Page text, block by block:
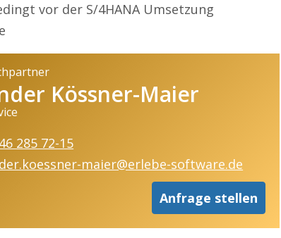
vor der S/4HANA Umsetzung
Kössner-Maier
285 72-15
maier@erlebe-software.de
Anfrage stellen